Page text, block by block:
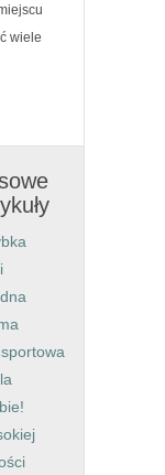
wiele
i